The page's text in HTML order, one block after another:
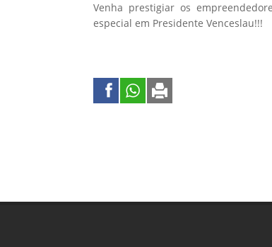
Venha prestigiar os
especial em Presidente Venceslau!!!